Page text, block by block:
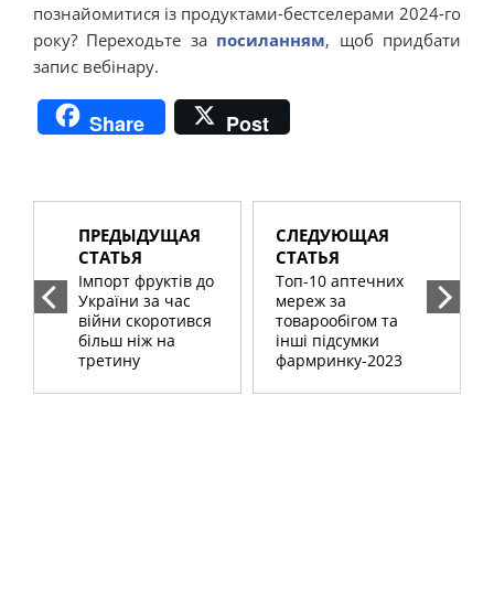
познайомитися із продуктами-бестселерами 2024-го
року? Переходьте за посиланням, щоб придбати
запис вебінару.
Share Post
ПРЕДЫДУЩАЯ
СТАТЬЯ
Імпорт фруктів до
України за час
війни скоротився
більш ніж на
третину
СЛЕДУЮЩАЯ
СТАТЬЯ
Топ-10 аптечних
мереж за
товарообігом та
інші підсумки
фармринку-2023